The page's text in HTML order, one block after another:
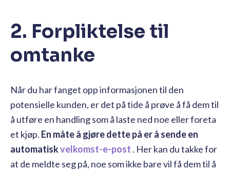
2. Forpliktelse til
omtanke
Når du har fanget opp informasjonen til den
potensielle kunden, er det på tide å prøve å få dem til
å utføre en handling som å laste ned noe eller foreta
et kjøp. En måte å gjøre dette på er å sende en
automatiskvelkomst-e-post . Her kan du takke for
at de meldte seg på, noe som ikke bare vil få dem til å